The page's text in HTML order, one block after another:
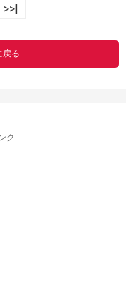
>>|
戻る
ク